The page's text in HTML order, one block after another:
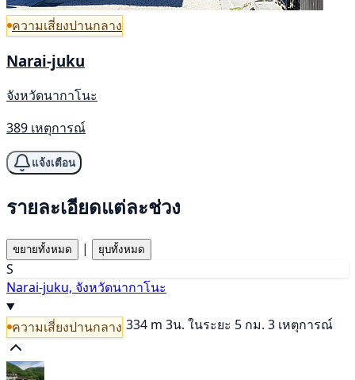
ความเสี่ยงปานกลาง
Narai-juku
จังหวัดนากาโนะ
389 เหตุการณ์
แจ้งเตือน
รายละเอียดแต่ละช่วง
ขยายทั้งหมด | ยุบทั้งหมด
S
Narai-juku, จังหวัดนากาโนะ
ความเสี่ยงปานกลาง 334 m 3น. ในระยะ 5 กม. 3 เหตุการณ์